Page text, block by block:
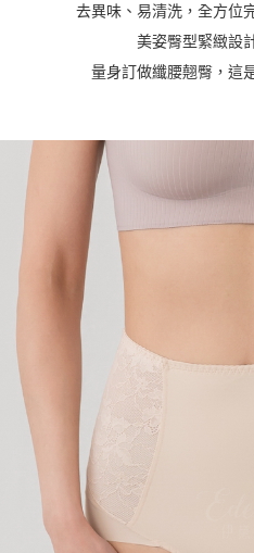
每筆NT$70，滿NT$799(含以上)
每筆NT$70，滿NT$799(含以上)
每筆NT$100
貨到付款
每筆NT$110，滿NT$1,000(含以上
國際配送
去異味、易清洗，全方位
美姿臀型緊緻設
量身訂做纖腰翹臀，這